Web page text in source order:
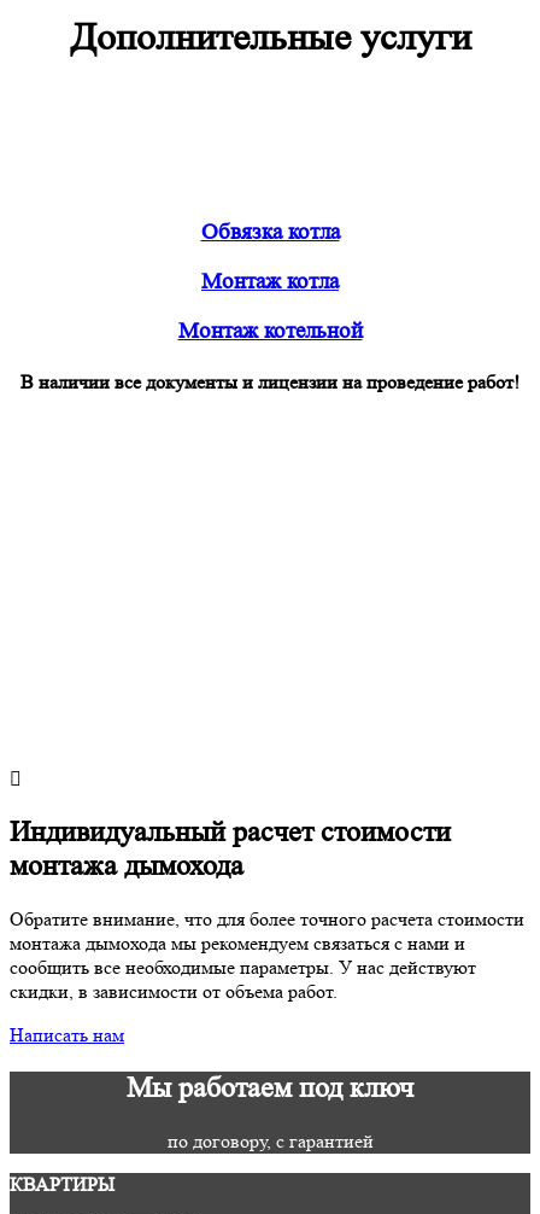
Дополнительные услуги
Обвязка котла
Монтаж котла
Монтаж котельной
В наличии все документы и лицензии на проведение работ!
Индивидуальный расчет стоимости
монтажа дымохода
Обратите внимание, что для более точного расчета стоимости
монтажа дымохода мы рекомендуем связаться с нами и
сообщить все необходимые параметры. У нас действуют
скидки, в зависимости от объема работ.
Написать нам
Мы работаем под ключ
по договору, с гарантией
КВАРТИРЫ